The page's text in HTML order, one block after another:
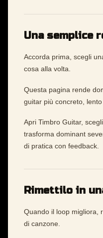
Una semplice
Accorda prima, scegli
cosa alla volta.
Questa pagina rende
guitar più concreto,
Apri Timbro Guitar,
trasforma dominant
di pratica con feedback.
Rimettilo in
Quando il loop migliora,
di canzone.